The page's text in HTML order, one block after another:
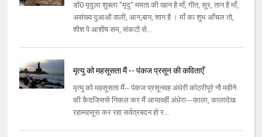
डॉ0 मृदुला शुक्ला "मृदु" ममता की खान है माँ, गीत, सुर, तान है माँ,
असंख्य दुआओं वाली, आन,बान, शान है । माँ का शुभ आँचल तो,
शीश पे आशीष सम, संकटों से...
मृत्यु को महसूसता मैं -- पंकज प्रसून की कविताएँ
मृत्यु को महसूसता मैं-- पंकज प्रसूनवह अंधेरी कोठरीपूरे नौ महीने
की कैदजिससे निकल कर मैं आयावहीं अंधेरा---काला, कालादेख
रहामहसूस कर रहा सर्वत्रबदन हो र...